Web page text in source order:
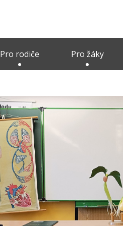
Pro rodiče Pro žáky